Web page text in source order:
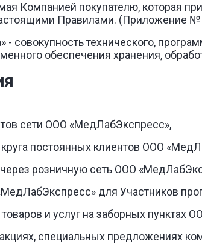
Компанией покупателю, которая
Правилами. (Приложение
совокупность технического,
обеспечения хранения,
сети ООО «МедЛабЭкспресс»,
постоянных клиентов ООО
розничную сеть ООО
для Участников
и услуг на заборных пунктах
специальных предложениях